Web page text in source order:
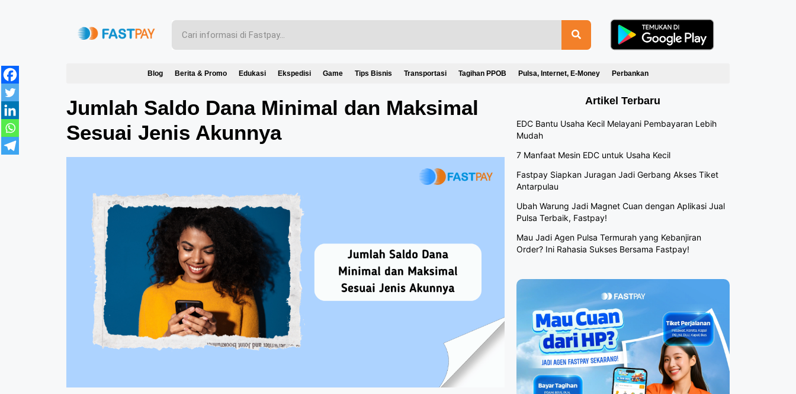
Blog Berita & Promo Edukasi Ekspedisi Game Tips Bisnis Transportasi Tagihan PPOB Pulsa, Internet, E-Money Perbankan
Jumlah Saldo Dana Minimal dan Maksimal
Sesuai Jenis Akunnya
Artikel Terbaru
EDC Bantu Usaha Kecil Melayani Pembayaran Lebih
Mudah
7 Manfaat Mesin EDC untuk Usaha Kecil
Fastpay Siapkan Juragan Jadi Gerbang Akses Tiket
Antarpulau
Ubah Warung Jadi Magnet Cuan dengan Aplikasi Jual
Pulsa Terbaik, Fastpay!
Mau Jadi Agen Pulsa Termurah yang Kebanjiran
Order? Ini Rahasia Sukses Bersama Fastpay!